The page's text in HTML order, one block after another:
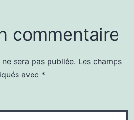
commentaire
sera pas publiée. Les champs
avec *